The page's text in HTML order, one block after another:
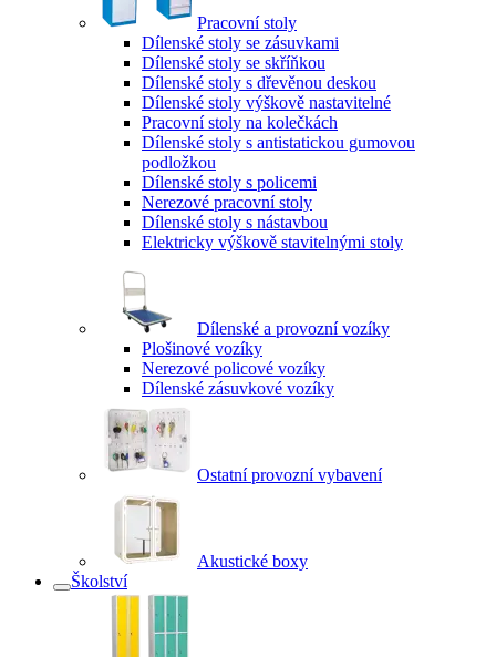
Pracovní stoly
Dílenské stoly se zásuvkami
Dílenské stoly se skříňkou
Dílenské stoly s dřevěnou deskou
Dílenské stoly výškově nastavitelné
Pracovní stoly na kolečkách
Dílenské stoly s antistatickou gumovou
podložkou
Dílenské stoly s policemi
Nerezové pracovní stoly
Dílenské stoly s nástavbou
Elektricky výškově stavitelnými stoly
Dílenské a provozní vozíky
Plošinové vozíky
Nerezové policové vozíky
Dílenské zásuvkové vozíky
Ostatní provozní vybavení
Akustické boxy
Školství